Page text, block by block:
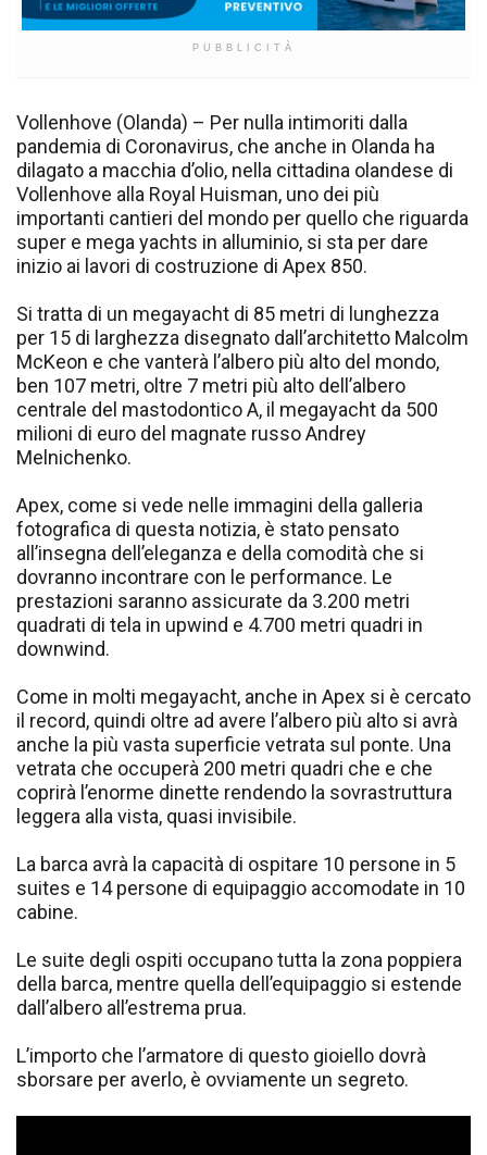
PUBBLICITÀ
Vollenhove (Olanda) – Per nulla intimoriti dalla
pandemia di Coronavirus, che anche in Olanda ha
dilagato a macchia d’olio, nella cittadina olandese di
Vollenhove alla Royal Huisman, uno dei più
importanti cantieri del mondo per quello che riguarda
super e mega yachts in alluminio, si sta per dare
inizio ai lavori di costruzione di Apex 850.
Si tratta di un megayacht di 85 metri di lunghezza
per 15 di larghezza disegnato dall’architetto Malcolm
McKeon e che vanterà l’albero più alto del mondo,
ben 107 metri, oltre 7 metri più alto dell’albero
centrale del mastodontico A, il megayacht da 500
milioni di euro del magnate russo Andrey
Melnichenko.
Apex, come si vede nelle immagini della galleria
fotografica di questa notizia, è stato pensato
all’insegna dell’eleganza e della comodità che si
dovranno incontrare con le performance. Le
prestazioni saranno assicurate da 3.200 metri
quadrati di tela in upwind e 4.700 metri quadri in
downwind.
Come in molti megayacht, anche in Apex si è cercato
il record, quindi oltre ad avere l’albero più alto si avrà
anche la più vasta superficie vetrata sul ponte. Una
vetrata che occuperà 200 metri quadri che e che
coprirà l’enorme dinette rendendo la sovrastruttura
leggera alla vista, quasi invisibile.
La barca avrà la capacità di ospitare 10 persone in 5
suites e 14 persone di equipaggio accomodate in 10
cabine.
Le suite degli ospiti occupano tutta la zona poppiera
della barca, mentre quella dell’equipaggio si estende
dall’albero all’estrema prua.
L’importo che l’armatore di questo gioiello dovrà
sborsare per averlo, è ovviamente un segreto.